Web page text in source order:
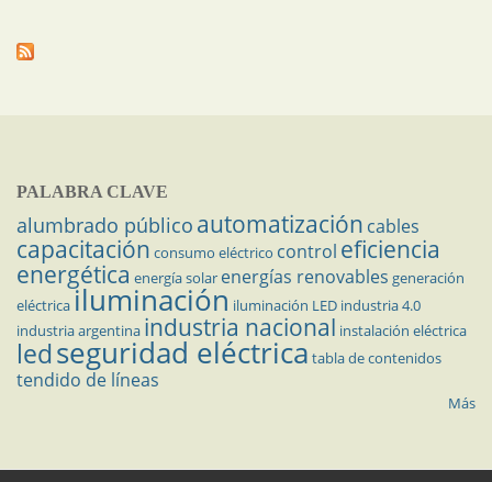
PALABRA CLAVE
alumbrado público automatización cables
capacitación consumo eléctrico control eficiencia
energética energía solar energías renovables generación
eléctricailuminación iluminación LED industria 4.0
industria argentina industria nacional instalación eléctrica
ledseguridad eléctrica tabla de contenidos
tendido de líneas
Más